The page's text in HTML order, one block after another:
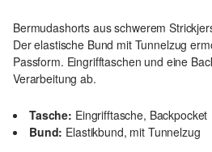
Bermudashorts aus schwerem
Der elastische Bund mit Tunnelzug
Passform. Eingrifftaschen und eine
Verarbeitung ab.
Tasche: Eingrifftasche, Backpocket
Bund: Elastikbund, mit Tunnelzug